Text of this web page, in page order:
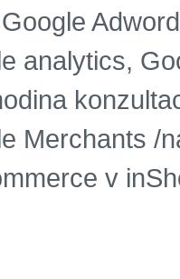
analytics,
Merchants /
v